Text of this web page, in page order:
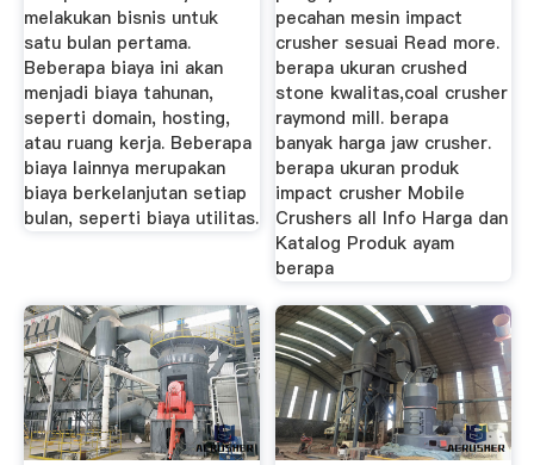
melakukan bisnis untuk
satu bulan pertama.
Beberapa biaya ini akan
menjadi biaya tahunan,
seperti domain, hosting,
atau ruang kerja. Beberapa
biaya lainnya merupakan
biaya berkelanjutan setiap
bulan, seperti biaya utilitas.
pecahan mesin impact
crusher sesuai Read more.
berapa ukuran crushed
stone kwalitas,coal crusher
raymond mill. berapa
banyak harga jaw crusher.
berapa ukuran produk
impact crusher Mobile
Crushers all Info Harga dan
Katalog Produk ayam
berapa